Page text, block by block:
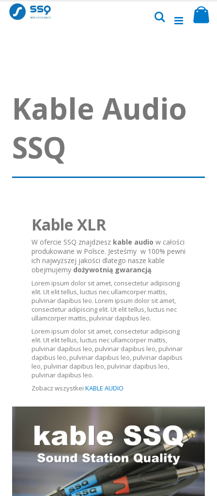
Przejdź
do
treści
Szukaj
Kable Audio
SSQ
Kable XLR
W ofercie SSQ znajdziesz kable audio w całości
produkowane w Polsce. Jesteśmy w 100% pewni
ich najwyższej jakości dlatego nasze kable
obejmujemy dożywotnią gwarancją.
Lorem ipsum dolor sit amet, consectetur adipiscing
elit. Ut elit tellus, luctus nec ullamcorper mattis,
pulvinar dapibus leo. Lorem ipsum dolor sit amet,
consectetur adipiscing elit. Ut elit tellus, luctus nec
ullamcorper mattis, pulvinar dapibus leo.
Lorem ipsum dolor sit amet, consectetur adipiscing
elit. Ut elit tellus, luctus nec ullamcorper mattis,
pulvinar dapibus leo, pulvinar dapibus leo, pulvinar
dapibus leo, pulvinar dapibus leo, pulvinar dapibus
leo, pulvinar dapibus leo, pulvinar dapibus leo,
pulvinar dapibus leo.
Zobacz wszystkei KABLE AUDIO